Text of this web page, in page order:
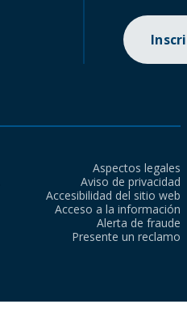
Aspectos legales
Aviso de privacidad
Accesibilidad del sitio web
Acceso a la información
Alerta de fraude
Presente un reclamo